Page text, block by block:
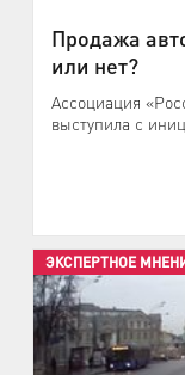
Продажа
или нет?
Ассоциация
выступила с
ЭКСПЕРТНОЕ